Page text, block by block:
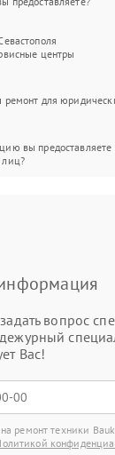
центры
ремонт для
вы предоставляете
вопрос
Вас!
ремонт техники